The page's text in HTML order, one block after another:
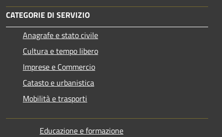
CATEGORIE DI SERVIZIO
Anagrafe e stato civile
Cultura e tempo libero
Imprese e Commercio
Catasto e urbanistica
Mobilità e trasporti
Educazione e formazione